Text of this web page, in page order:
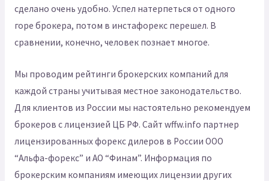
сделано очень удобно. Успел натерпеться от одного
горе брокера, потом в инстафорекс перешел. В
сравнении, конечно, человек познает многое.
Мы проводим рейтинги брокерских компаний для
каждой страны учитывая местное законодательство.
Для клиентов из России мы настоятельно рекомендуем
брокеров с лицензией ЦБ РФ. Сайт wffw.info партнер
лицензированных форекс дилеров в России ООО
“Альфа-форекс” и АО “Финам”. Информация по
брокерским компаниям имеющих лицензии других